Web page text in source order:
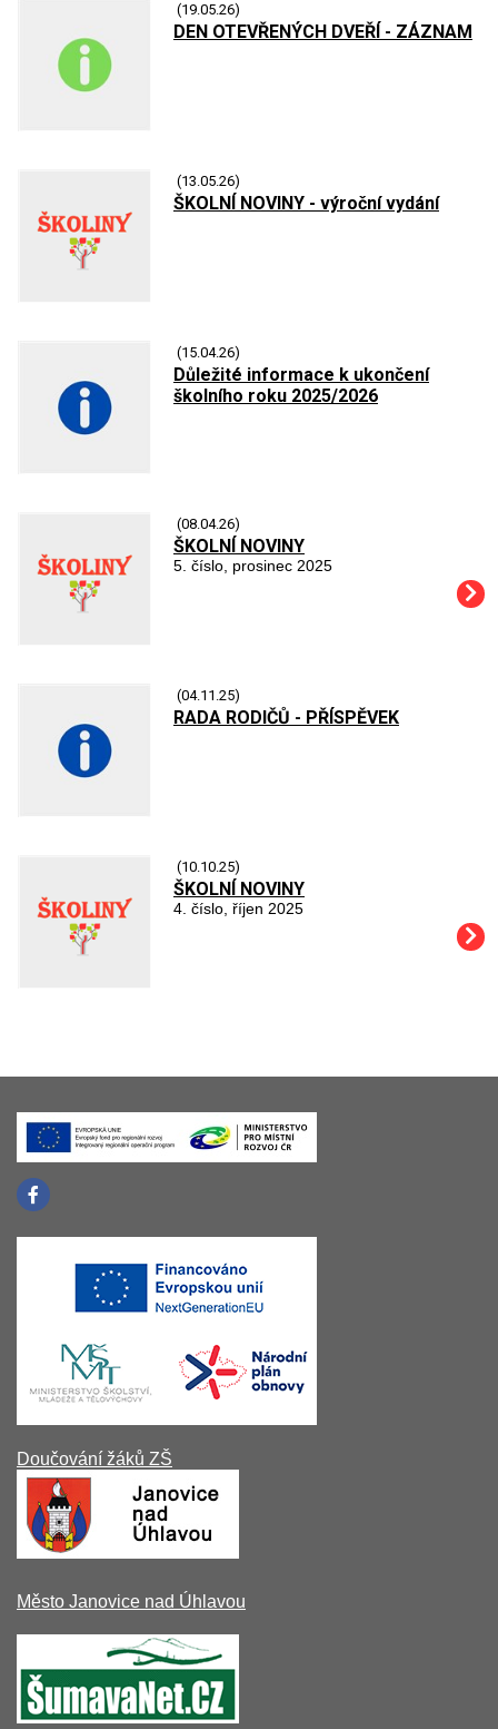
(19.05.26)
DEN OTEVŘENÝCH DVEŘÍ - ZÁZNAM
(13.05.26)
ŠKOLNÍ NOVINY - výroční vydání
(15.04.26)
Důležité informace k ukončení
školního roku 2025/2026
(08.04.26)
ŠKOLNÍ NOVINY
5. číslo, prosinec 2025
(04.11.25)
RADA RODIČŮ - PŘÍSPĚVEK
(10.10.25)
ŠKOLNÍ NOVINY
4. číslo, říjen 2025
Doučování žáků ZŠ
Město Janovice nad Úhlavou